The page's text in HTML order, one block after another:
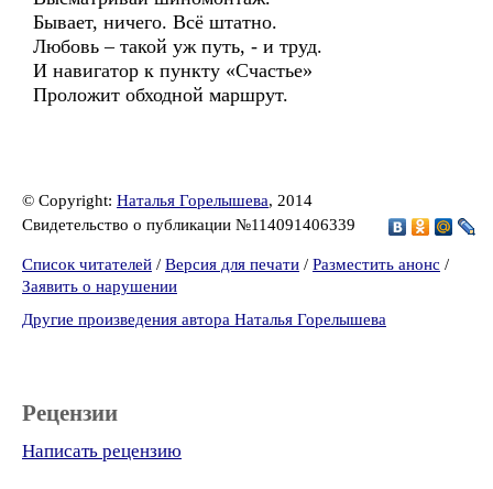
Бывает, ничего. Всё штатно.
Любовь – такой уж путь, - и труд.
И навигатор к пункту «Счастье»
Проложит обходной маршрут.
© Copyright: Наталья Горелышева, 2014
Свидетельство о публикации №114091406339
Список читателей / Версия для печати / Разместить анонс /
Заявить о нарушении
Другие произведения автора Наталья Горелышева
Рецензии
Написать рецензию